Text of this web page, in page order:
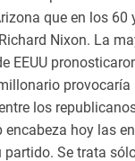
que en los 60
Nixon. La
EEUU
provocaría
los
encabeza hoy las
partido. Se trata